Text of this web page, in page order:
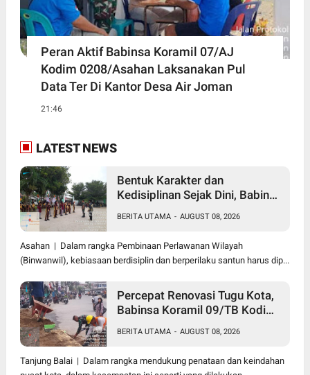
Peran Aktif Babinsa Koramil 07/AJ
Kodim 0208/Asahan Laksanakan Pul
Data Ter Di Kantor Desa Air Joman
21:46
LATEST NEWS
Bentuk Karakter dan
Kedisiplinan Sejak Dini, Babinsa
0208/Asahan Beri Pelatihan
PBB dan Etika Bagi Siswa MIN
7 Pertahanan
BERITA UTAMA - AUGUST 08, 2026
Asahan | Dalam rangka Pembinaan Perlawanan Wilayah
(Binwanwil), kebiasaan berdisiplin dan berperilaku santun harus dip...
Percepat Renovasi Tugu Kota,
Babinsa Koramil 09/TB Kodim
dan DLH Tanjungbalai Gelar
Gotong Royong
BERITA UTAMA - AUGUST 08, 2026
Tanjung Balai | Dalam rangka mendukung penataan dan keindahan